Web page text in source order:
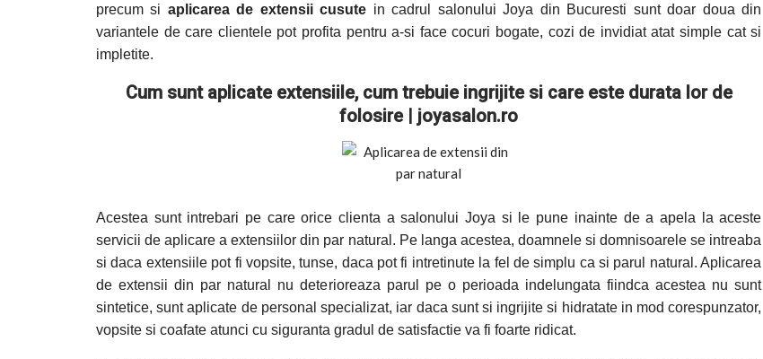
precum si aplicarea de extensii cusute in cadrul salonului Joya din Bucuresti sunt doar doua din
variantele de care clientele pot profita pentru a-si face cocuri bogate, cozi de invidiat atat simple cat si
impletite.
Cum sunt aplicate extensiile, cum trebuie ingrijite si care este durata lor de
folosire | joyasalon.ro
Acestea sunt intrebari pe care orice clienta a salonului Joya si le pune inainte de a apela la aceste
servicii de aplicare a extensiilor din par natural. Pe langa acestea, doamnele si domnisoarele se intreaba
si daca extensiile pot fi vopsite, tunse, daca pot fi intretinute la fel de simplu ca si parul natural. Aplicarea
de extensii din par natural nu deterioreaza parul pe o perioada indelungata fiindca acestea nu sunt
sintetice, sunt aplicate de personal specializat, iar daca sunt si ingrijite si hidratate in mod corespunzator,
vopsite si coafate atunci cu siguranta gradul de satisfactie va fi foarte ridicat.